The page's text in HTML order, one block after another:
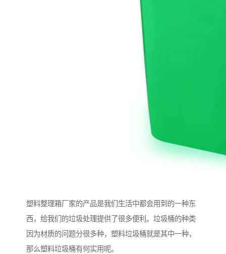
塑料整理箱厂家的产品是我们生活中都会用到的一种东
西，给我们的垃圾处理提供了很多便利。垃圾桶的种类
因为材质的问题分很多种，塑料垃圾桶就是其中一种，
那么塑料垃圾桶有何实用呢。